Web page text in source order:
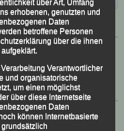
über Art, Umfang
erhobenen, genutzten und
Daten
betroffene Personen
über die ihnen
Verantwortlicher
und organisatorische
um einen möglichst
über diese Internetseite
Daten
können Internetbasierte